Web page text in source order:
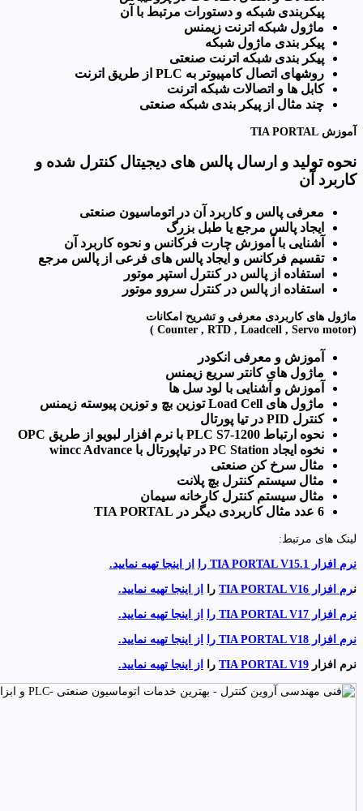
پیکربندی شبکه و دستورات مرتبط با آن
ماژول شبکه اترنت زیمنس
پیکر بندی ماژول شبکه
پیکر بندی شبکه اترنت صنعتی
روشهای اتصال کامپیوتر به
از طریق اترنت
کابل ها و اتصالات شبکه اترنت
چند مثال از پیکر بندی شبکه صنعتی
آموزش TIA PORTAL
نحوه تولید و ارسال پالس های دیجیتال کنترل شده و
کاربرد آن
معرفی پالس و کاربرد آن در اتوماسیون صنعتی
ایجاد پالس مرجع یا طبل بزرگ
آشنایی با آموزش چارت فرکانس و نحوه کاربرد آن
تقسیم فرکانس و ایجاد پالس های فرعی از پالس مرجع
استفاده از پالس در کنترل استپر موتور
استفاده از پالس در کنترل سروو موتور
ماژول های کاربردی معرفی و تشریح امکانات
(Counter , RTD , Loadcell , Servo motor )
آموزش و معرفی انکودر
ماژول های کانتر سریع زیمنس
آموزش و آشنایی با لود سل ها
ماژول های
توزین بچ و توزین پیوسته زیمنس
کنترل PID در تیا پورتال
نحوه ارتباط PLC S7-1200 با نرم افزار لبویو از طریق OPC
نخوه ایجاد PC Station در تیاپورتال با wincc Advance
مثال سرخ کن صنعتی
مثال سیستم کنترل بچ پلانت
مثال سیستم کنترل کارخانه سیمان
6 عدد مثال کاربردی دیگر در TIA PORTAL
لینک های مرتبط:
نرم افزار TIA PORTAL V15.1 را از اینجا تهیه نمایید.
نرم افزار TIA PORTAL V16 را از اینجا تهیه نمایید.
نرم افزار TIA PORTAL V17 را از اینجا تهیه نمایید.
نرم افزار TIA PORTAL V18 را از اینجا تهیه نمایید.
نرم افزار TIA PORTAL V19 را از اینجا تهیه نمایید.